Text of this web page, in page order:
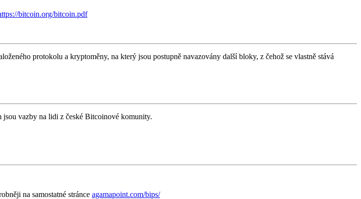
bitcoin.org/bitcoin.pdf
protokolu a kryptoměny, na který jsou postupně navazovány další bloky, z čehož se vlastně stává
jsou vazby na lidi z české Bitcoinové komunity.
na samostatné stránce agamapoint.com/bips/